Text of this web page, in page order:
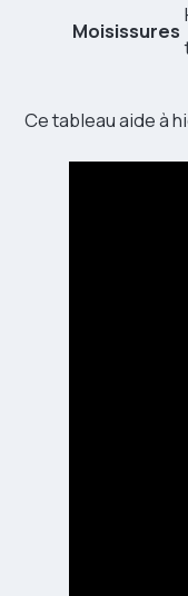
Moisissures
Ce tableau aide à